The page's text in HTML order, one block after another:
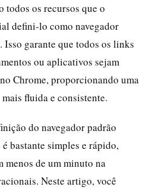
todos os recursos que o
defini-lo como navegador
garante que todos os links
ou aplicativos sejam
Chrome, proporcionando uma
fluida e consistente.
do navegador padrão
bastante simples e rápido,
menos de um minuto na
Neste artigo, você